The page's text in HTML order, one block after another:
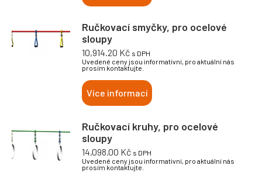
Ručkovací smyčky, pro ocelové
sloupy
10,914.20 Kč s DPH
Uvedené ceny jsou informativní, pro aktuální nás
prosím kontaktujte.
Více informací
Ručkovací kruhy, pro ocelové
sloupy
14,098.00 Kč s DPH
Uvedené ceny jsou informativní, pro aktuální nás
prosím kontaktujte.